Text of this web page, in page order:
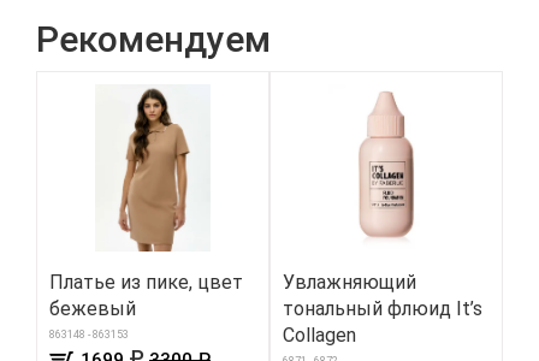
Рекомендуем
Платье из пике, цвет
бежевый
863148 - 863153
Увлажняющий
тональный флюид It’s
Collagen